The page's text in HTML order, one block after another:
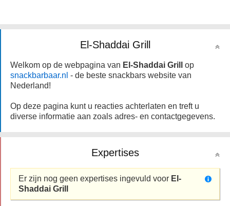
El-Shaddai Grill
Welkom op de webpagina van El-Shaddai Grill
op
snackbarbaar.nl - de beste snackbars website van
Nederland!
Op deze pagina kunt u reacties achterlaten en treft u
diverse informatie aan zoals adres- en contactgegevens.
Expertises
Er zijn nog geen expertises ingevuld voor El-
Shaddai Grill